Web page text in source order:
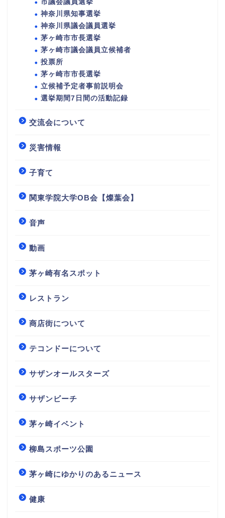
市議会議員選挙
神奈川県知事選挙
神奈川県議会議員選挙
茅ヶ崎市市長選挙
茅ヶ崎市議会議員立候補者
投票所
茅ヶ崎市市長選挙
立候補予定者事前説明会
選挙期間7日間の活動記録
交流会について
災害情報
子育て
関東学院大学OB会【燦葉会】
音声
動画
茅ヶ崎有名スポット
レストラン
商店街について
テコンドーについて
サザンオールスターズ
サザンビーチ
茅ヶ崎イベント
柳島スポーツ公園
茅ヶ崎にゆかりのあるニュース
健康